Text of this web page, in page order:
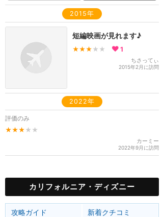
2015年
短編映画が見れます♪
★★★ ★★ 1
ちさってぃ
2015年2月に訪問
2022年
評価のみ
★★★ ★★
カーミー
2022年9月に訪問
カリフォルニア・ディズニー
攻略ガイド
新着クチコミ